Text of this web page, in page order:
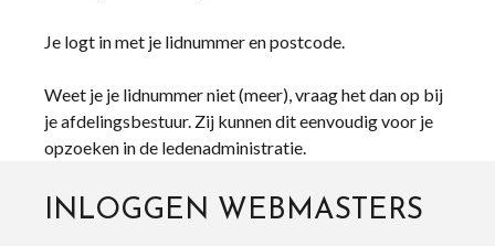
Je logt in met je lidnummer en postcode.
Weet je je lidnummer niet (meer), vraag het dan op bij
je afdelingsbestuur. Zij kunnen dit eenvoudig voor je
opzoeken in de ledenadministratie.
INLOGGEN WEBMASTERS